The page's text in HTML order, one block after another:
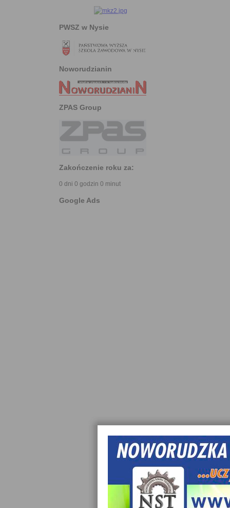
PWSZ w Nysie
Noworudzianin
ZPAS Group
Zakończenie roku za:
0 dni 0 godzin 0 minut
Google Ads